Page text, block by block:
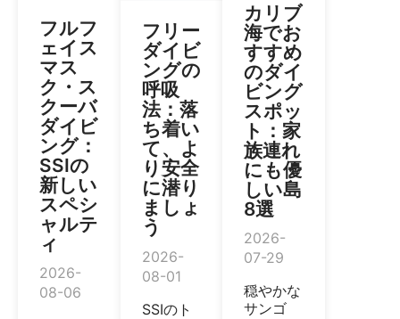
フルフ
ェイス
マス
ク・ス
クーバ
ダイビ
ング：
SSIの
新しい
スペシ
ャルテ
ィ
2026-
08-06
フリー
ダイビ
ングの
呼吸
法：落
ち着い
て、よ
り安全
に潜り
ましょ
う
2026-
08-01
SSIのト
カリブ
海でお
すすめ
のダイ
ビング
スポッ
ト：家
族連れ
にも優
しい島
8選
2026-
07-29
穏やかな
サンゴ